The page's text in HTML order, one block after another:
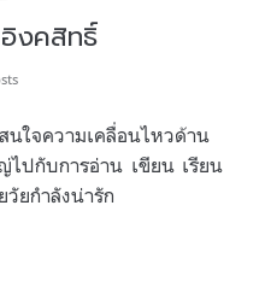
งคสิทธิ์
ใจความเคลื่อนไหวด้าน
ไปกับการอ่าน เขียน เรียน
วัยกำลังน่ารัก